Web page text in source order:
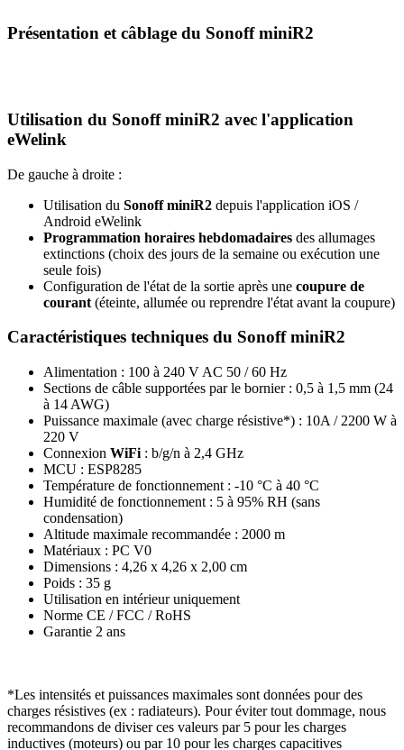
Présentation et câblage du Sonoff miniR2
Utilisation du Sonoff miniR2 avec l'application
eWelink
De gauche à droite :
Utilisation du Sonoff miniR2 depuis l'application iOS /
Android eWelink
Programmation horaires hebdomadaires des allumages
extinctions (choix des jours de la semaine ou exécution une
seule fois)
Configuration de l'état de la sortie après une coupure de
courant (éteinte, allumée ou reprendre l'état avant la coupure)
Caractéristiques techniques du Sonoff miniR2
Alimentation : 100 à 240 V AC 50 / 60 Hz
Sections de câble supportées par le bornier : 0,5 à 1,5 mm (24
à 14 AWG)
Puissance maximale (avec charge résistive*) : 10A / 2200 W à
220 V
Connexion WiFi : b/g/n à 2,4 GHz
MCU : ESP8285
Température de fonctionnement : -10 °C à 40 °C
Humidité de fonctionnement : 5 à 95% RH (sans
condensation)
Altitude maximale recommandée : 2000 m
Matériaux : PC V0
Dimensions : 4,26 x 4,26 x 2,00 cm
Poids : 35 g
Utilisation en intérieur uniquement
Norme CE / FCC / RoHS
Garantie 2 ans
*Les intensités et puissances maximales sont données pour des
charges résistives (ex : radiateurs). Pour éviter tout dommage, nous
recommandons de diviser ces valeurs par 5 pour les charges
inductives (moteurs) ou par 10 pour les charges capacitives